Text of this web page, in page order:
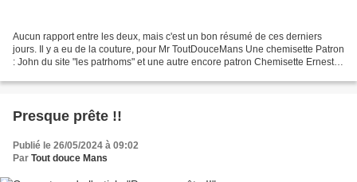
Aucun rapport entre les deux, mais c'est un bon résumé de ces derniers
jours. Il y a eu de la couture, pour Mr ToutDouceMans Une chemisette Patron
: John du site "les patrhoms" et une autre encore patron Chemisette Ernesto
Presque prête !!
Publié le 26/05/2024 à 09:02
Par Tout douce Mans